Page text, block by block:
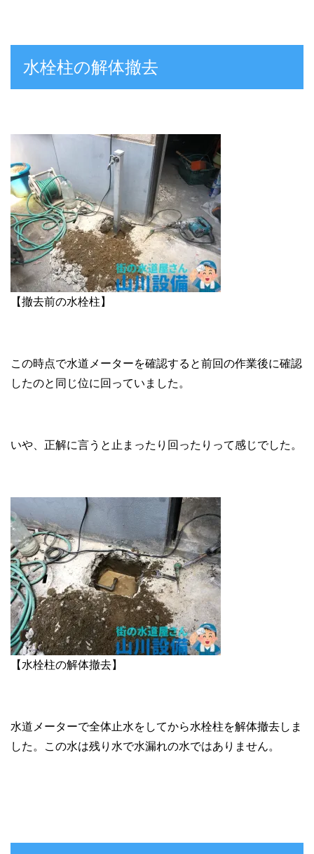
水栓柱の解体撤去
【撤去前の水栓柱】
この時点で水道メーターを確認すると前回の作業後に確認
したのと同じ位に回っていました。
いや、正解に言うと止まったり回ったりって感じでした。
【水栓柱の解体撤去】
水道メーターで全体止水をしてから水栓柱を解体撤去しま
した。この水は残り水で水漏れの水ではありません。